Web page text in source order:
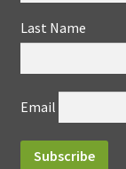
Last Name
Email